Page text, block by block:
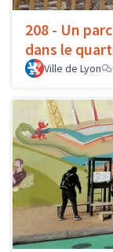
208 - Un
dans le
Ville de Lyon